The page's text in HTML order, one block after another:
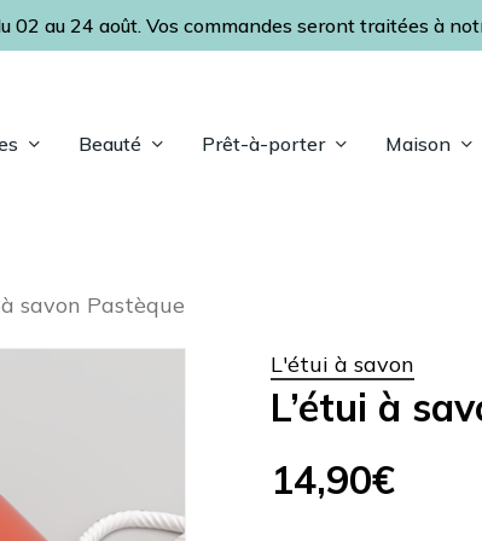
02 au 24 août. Vos commandes seront traitées à
pour fermer
Beauté Prêt-à-porter Maison
Panier
à savon Pastèque
L'étui à savon
L’étui à
14,90€